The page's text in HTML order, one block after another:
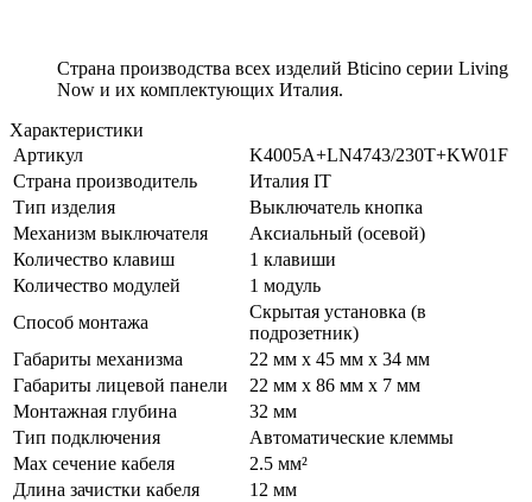
Страна производства всех изделий Bticino серии Living
Now и их комплектующих Италия.
Характеристики
Артикул
K4005A+LN4743/230T+KW01F
Страна производитель
Италия IT
Тип изделия
Выключатель кнопка
Механизм выключателя
Аксиальный (осевой)
Количество клавиш
1 клавиши
Количество модулей
1 модуль
Способ монтажа
Скрытая установка (в
подрозетник)
Габариты механизма
22 мм x 45 мм x 34 мм
Габариты лицевой панели
22 мм x 86 мм x 7 мм
Монтажная глубина
32 мм
Тип подключения
Автоматические клеммы
Max сечение кабеля
2.5 мм²
Длина зачистки кабеля
12 мм